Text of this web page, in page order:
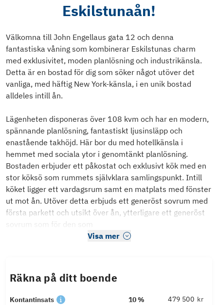
Eskilstunaån!
Välkomna till John Engellaus gata 12 och denna
fantastiska våning som kombinerar Eskilstunas charm
med exklusivitet, moden planlösning och industrikänsla.
Detta är en bostad för dig som söker något utöver det
vanliga, med häftig New York-känsla, i en unik bostad
alldeles intill ån.
Lägenheten disponeras över 108 kvm och har en modern,
spännande planlösning, fantastiskt ljusinsläpp och
enastående takhöjd. Här bor du med hotellkänsla i
hemmet med sociala ytor i genomtänkt planlösning.
Bostaden erbjuder ett påkostat och exklusivt kök med en
stor köksö som rummets självklara samlingspunkt. Intill
köket ligger ett vardagsrum samt en matplats med fönster
ut mot ån. Utöver detta erbjuds ett generöst sovrum med
första parkett och utsikt över ån, ytterligare ett generöst
sovrum som för den som
Visa mer
Räkna på ditt boende
Kontantinsats 10 % kr